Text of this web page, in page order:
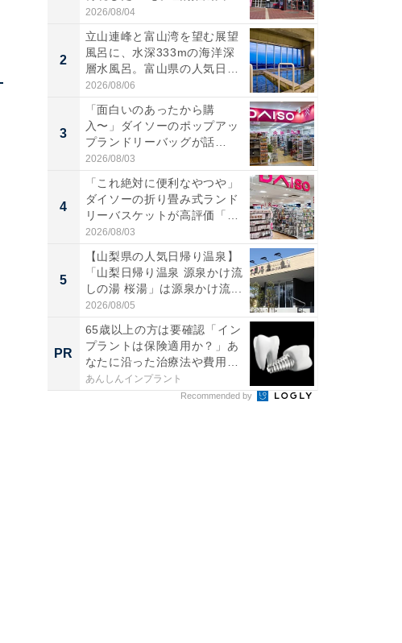
道...
2026/08/04
2
立山連峰と富山湾を望む展望
風呂に、水深333mの海洋深
層水風呂。富山県の人気日
帰...
2026/08/06
3
「面白いのあったから購
入〜」ダイソーのポップアッ
プランドリーバッグが話
題。“さま...
2026/08/03
4
「これ絶対に便利なやつや」
ダイソーの折り畳み式ランド
リーバスケットが高評価「使
わ...
2026/08/03
5
【山梨県の人気日帰り温泉】
「山梨日帰り温泉 源泉かけ流
しの湯 桜湯」は源泉かけ流...
2026/08/05
PR
65歳以上の方は要確認「イン
プラントは保険適用か？」あ
なたに沿った治療法や費用
を...
あんしんインプラント
Recommended by